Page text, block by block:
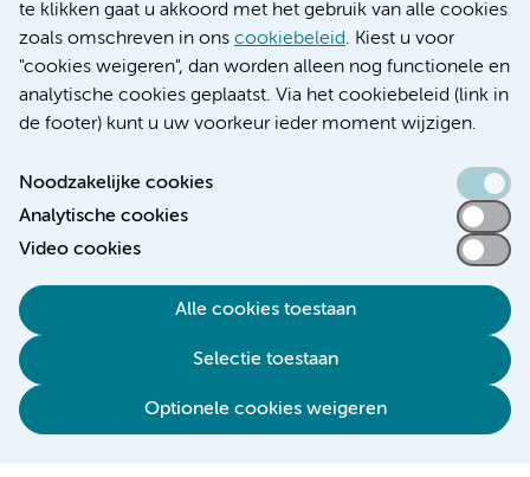
te klikken gaat u akkoord met het gebruik van alle cookies
zoals omschreven in ons cookiebeleid. Kiest u voor
"cookies weigeren", dan worden alleen nog functionele en
analytische cookies geplaatst. Via het cookiebeleid (link in
de footer) kunt u uw voorkeur ieder moment wijzigen.
Noodzakelijke cookies
Analytische cookies
Video cookies
Alle cookies toestaan
Selectie toestaan
Optionele cookies weigeren
Verwijzen & diagnostiek
Toegankelijkheidsverklaring
Cookieverklaring